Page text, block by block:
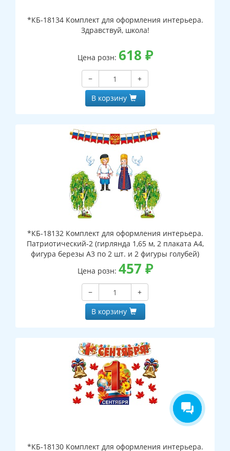
*КБ-18134 Комплект для оформления интерьера.
Здравствуй, школа!
Цена розн: 618 ₽
−
+
В корзину
*КБ-18132 Комплект для оформления интерьера.
Патриотический-2 (гирлянда 1,65 м, 2 плаката А4,
фигура березы А3 по 2 шт. и 2 фигуры голубей)
Цена розн: 457 ₽
−
+
В корзину
*КБ-18130 Комплект для оформления интерьера.